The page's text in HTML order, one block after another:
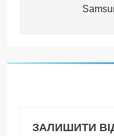
ЗАЛИШИТИ